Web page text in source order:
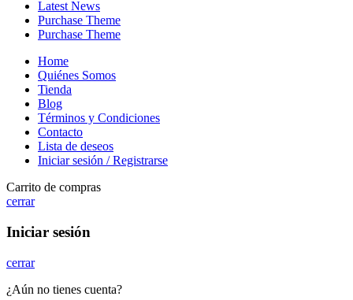
Latest News
Purchase Theme
Purchase Theme
Home
Quiénes Somos
Tienda
Blog
Términos y Condiciones
Contacto
Lista de deseos
Iniciar sesión / Registrarse
Carrito de compras
cerrar
Iniciar sesión
cerrar
¿Aún no tienes cuenta?